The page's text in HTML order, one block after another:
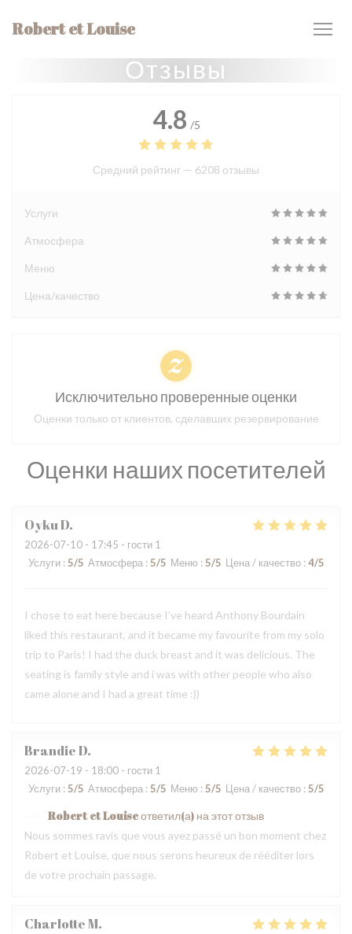
Robert et Louise
Отзывы
Оценки наших посетителей
OykuD
2026-07-10 - 17:45 - гости 1
Услуги : 5/5 Атмосфера : 5/5 Меню : 5/5 Цена / качество : 4/5
I chose to eat here because I’ve heard Anthony Bourdain
liked this restaurant, and it became my favourite from my solo
trip to Paris! I had the duck breast and it was delicious. The
seating is family style and i was with other people who also
came alone and I had a great time :))
BrandieD
2026-07-19 - 18:00 - гости 1
Услуги : 5/5 Атмосфера : 5/5 Меню : 5/5 Цена / качество : 5/5
Robert et Louiseответил(а) на этот отзыв
Nous sommes ravis que vous ayez passé un bon moment chez
Robert et Louise, que nous serons heureux de rééditer lors
de votre prochain passage.
CharlotteM
4.8 /5
Средний рейтинг — 6208 отзывы
Услуги
Атмосфера
Меню
Цена/качество
Исключительно проверенные оценки
Оценки только от клиентов, сделавших резервирование